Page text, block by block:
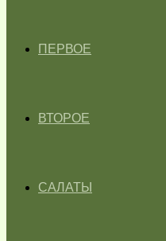
ПЕРВОЕ
ВТОРОЕ
САЛАТЫ